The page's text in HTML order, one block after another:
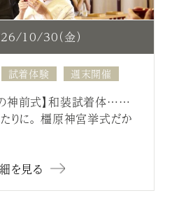
10/30（金）
試着体験 週末開催
神前式】和装試着体……
りに。 橿原神宮挙式だか
を見る